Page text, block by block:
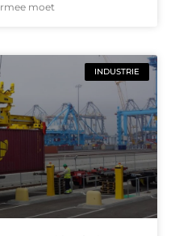
moet
INDUSTRIE